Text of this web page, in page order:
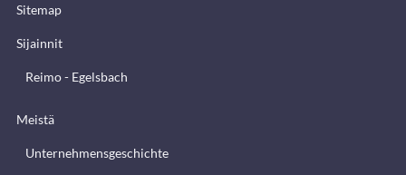
Sitemap
Sijainnit
Reimo - Egelsbach
Meistä
Unternehmensgeschichte